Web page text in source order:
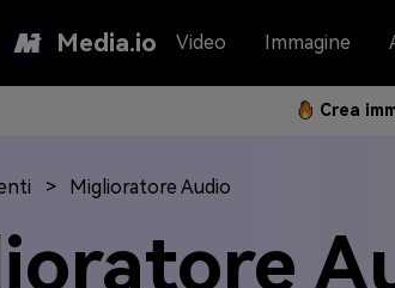
Media.io Video Immagine
Crea
Miglioratore Audio